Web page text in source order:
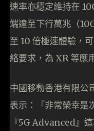
速率亦穩定維持在
端達至下行萬兆（
至 10 倍極速體驗，
絡要求，為 XR 等應
中國移動香港有限公
表示：「非常榮幸是
『5G Advanced』